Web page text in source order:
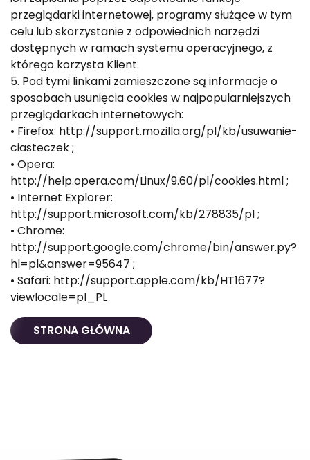
przeglądarki internetowej, programy służące w tym
celu lub skorzystanie z odpowiednich narzędzi
dostępnych w ramach systemu operacyjnego, z
którego korzysta Klient.
5. Pod tymi linkami zamieszczone są informacje o
sposobach usunięcia cookies w najpopularniejszych
przeglądarkach internetowych:
• Firefox: http://support.mozilla.org/pl/kb/usuwanie-
ciasteczek ;
• Opera:
http://help.opera.com/Linux/9.60/pl/cookies.html ;
• Internet Explorer:
http://support.microsoft.com/kb/278835/pl ;
• Chrome:
http://support.google.com/chrome/bin/answer.py?
hl=pl&answer=95647 ;
• Safari: http://support.apple.com/kb/HT1677?
viewlocale=pl_PL
STRONA GŁÓWNA